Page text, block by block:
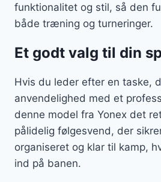
funktionalitet og stil, så den
både træning og turneringer.
Et godt valg til din
Hvis du leder efter en taske,
anvendelighed med et
denne model fra Yonex det
pålidelig følgesvend, der
organiseret og klar til kamp,
ind på banen.